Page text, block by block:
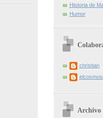
Historia de
Humor
christian
Archivo